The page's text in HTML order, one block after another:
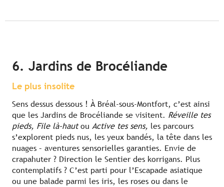
6. Jardins de Brocéliande
Le plus insolite
Sens dessus dessous ! À Bréal-sous-Montfort, c’est ainsi
que les Jardins de Brocéliande se visitent. Réveille tes
pieds, File là-hautou Active tes sens, les parcours
s’explorent pieds nus, les yeux bandés, la tête dans les
nuages – aventures sensorielles garanties. Envie de
crapahuter ? Direction le Sentier des korrigans. Plus
contemplatifs ? C’est parti pour l’Escapade asiatique
ou une balade parmi les iris, les roses ou dans le